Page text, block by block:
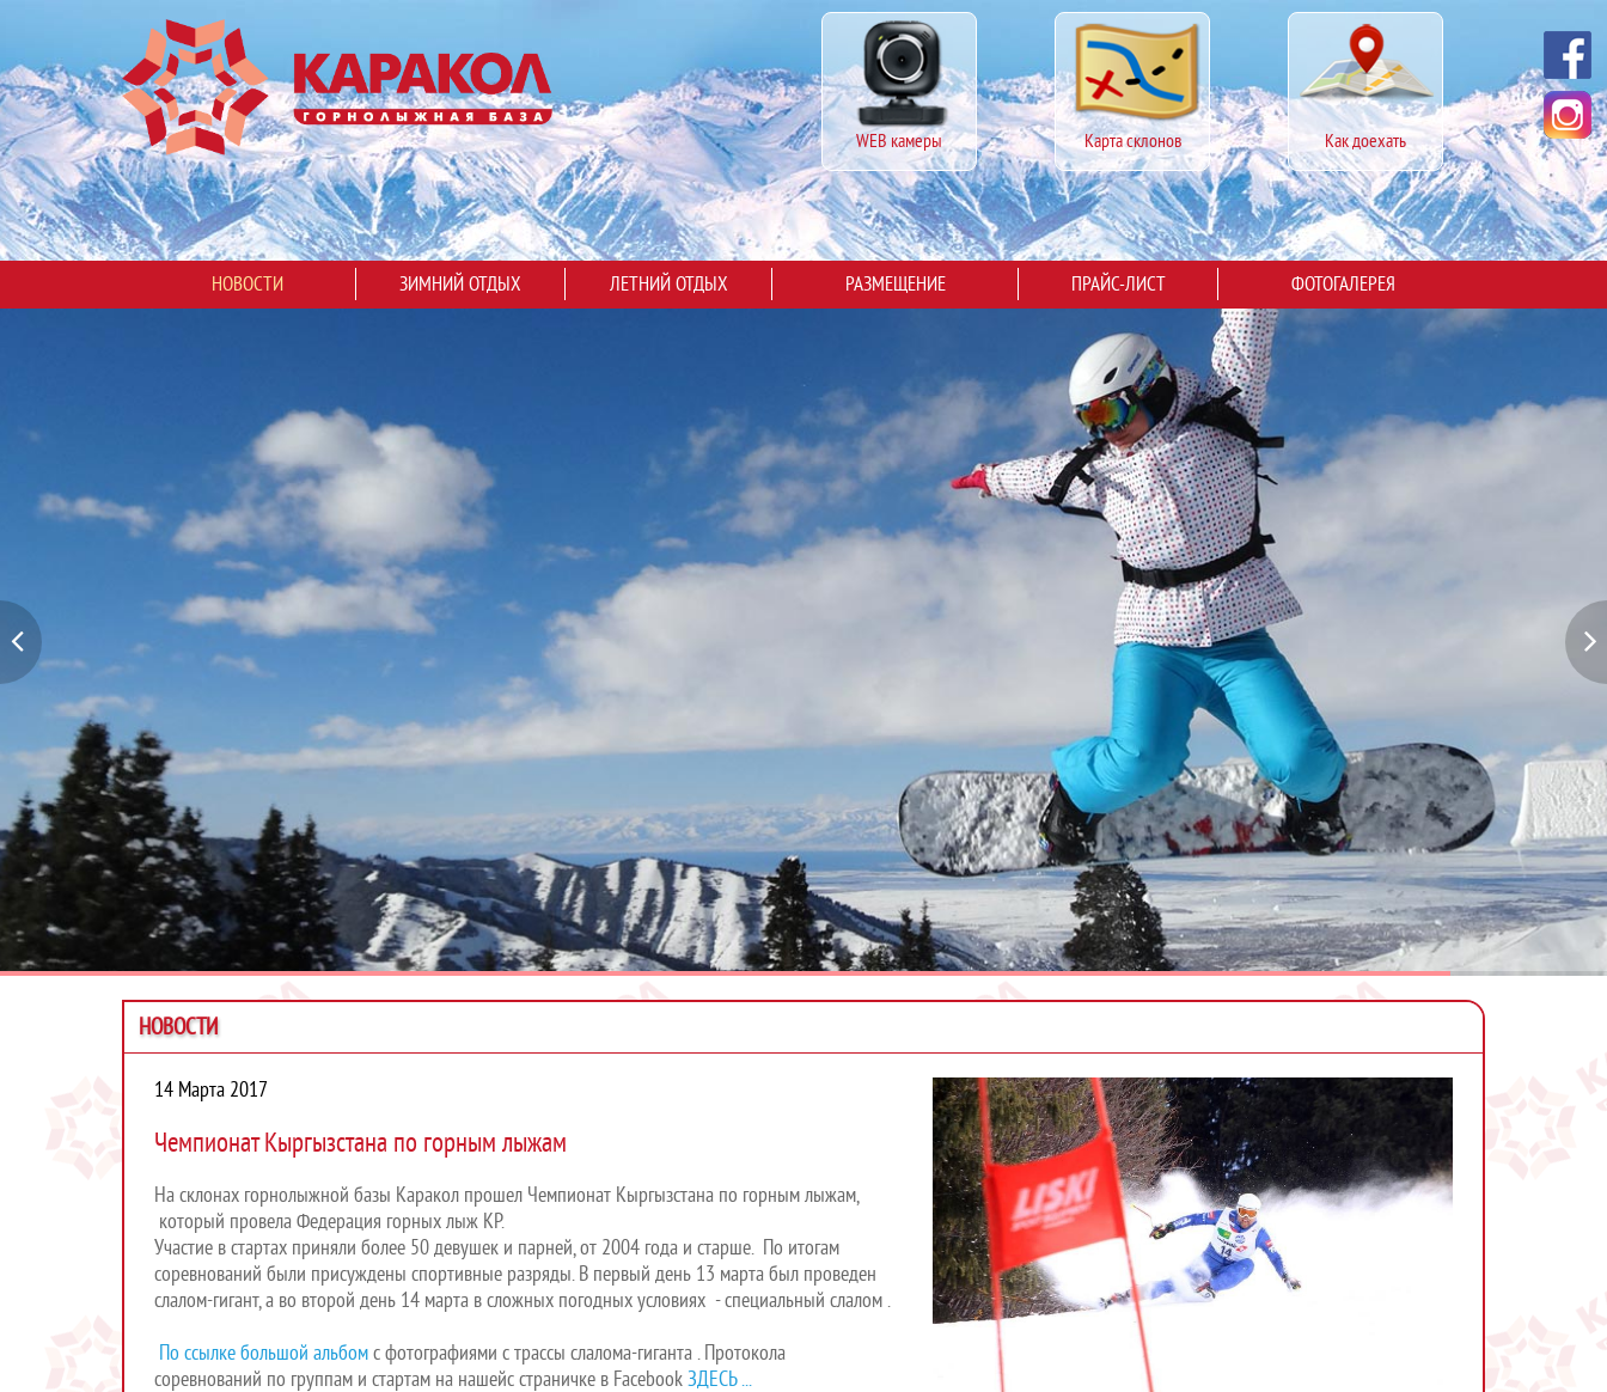
WEB камеры Карта склонов Как доехать
НОВОСТИ ЗИМНИЙ ОТДЫХ ЛЕТНИЙ ОТДЫХ РАЗМЕЩЕНИЕ ПРАЙС-ЛИСТ ФОТОГАЛЕРЕЯ
НОВОСТИ
14 Марта 2017
Чемпионат Кыргызстана по горным лыжам
На склонах горнолыжной базы Каракол прошел Чемпионат Кыргызстана по горным лыжам,
который провела Федерация горных лыж КР.
Участие в стартах приняли более 50 девушек и парней, от 2004 года и старше. По итогам
соревнований были присуждены спортивные разряды. В первый день 13 марта был проведен
слалом-гигант, а во второй день 14 марта в сложных погодных условиях - специальный слалом .
По ссылке большой альбом с фотографиями с трассы слалома-гиганта . Протокола
соревнований по группам и стартам на нашейс страничке в Facebook ЗДЕСЬ ...